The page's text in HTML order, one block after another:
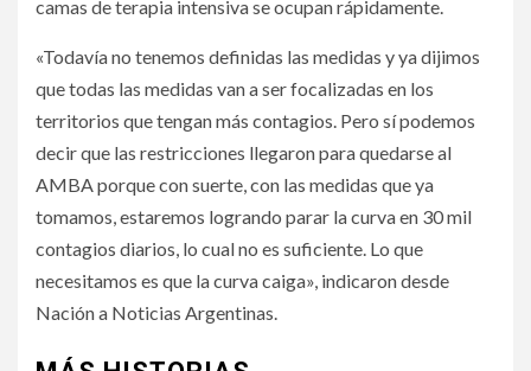
camas de terapia intensiva se ocupan rápidamente.
«Todavía no tenemos definidas las medidas y ya dijimos
que todas las medidas van a ser focalizadas en los
territorios que tengan más contagios. Pero sí podemos
decir que las restricciones llegaron para quedarse al
AMBA porque con suerte, con las medidas que ya
tomamos, estaremos logrando parar la curva en 30 mil
contagios diarios, lo cual no es suficiente. Lo que
necesitamos es que la curva caiga», indicaron desde
Nación a Noticias Argentinas.